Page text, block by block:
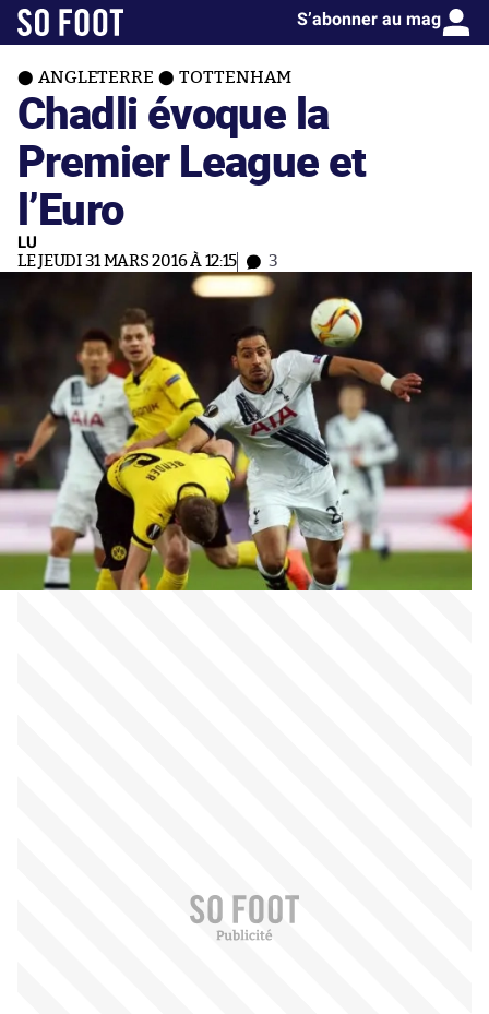
S’abonner au mag
ANGLETERRE TOTTENHAM
Chadli évoque la
Premier League et
l’Euro
LU
LE JEUDI 31 MARS 2016 À 12:15 3